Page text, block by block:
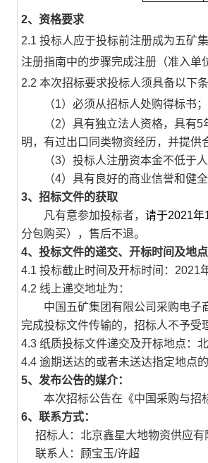
2、 资格要求
2.1 投标人应于投标前注册成为五矿
注册指南中的步骤完成注册（准入
2.2本次招标要求投标人须具备以下条
（1）必须从招标人处购得标书；
（2） 具有独立法人资格， 具有5
明 ， 有过出口同类物资经历，并提供
（3） 投标人注册资本金不低于
（4）具有良好的商业信誉和健
3、 招标文件的获取
凡有意参加投标者， 请于2021年
分包购买）， 售后不退。
4、 投标文件的递交、开标时间及地点
4.1 投标截止时间及开标时间：2021
4.2 线上递交地址为：
中国五矿集团有限公司采购电子
完成投标文件传输的，招标人不予受
4.3 纸质投标文件递交及开标地点：
4.4逾期送达的或者未送达指定地点
5、 发布公告的媒介：
本次招标公告在《中国 采购与招
6、 联系方式：
招标人：北京鑫星大地物资供应有
联系人： 顾宝玉/许超